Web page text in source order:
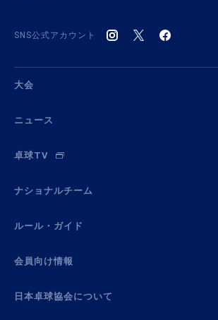
SNS公式アカウント
大会
ニュース
卓球TV
ナショナルチーム
ルール・ガイド
会員向け情報
日本卓球協会について